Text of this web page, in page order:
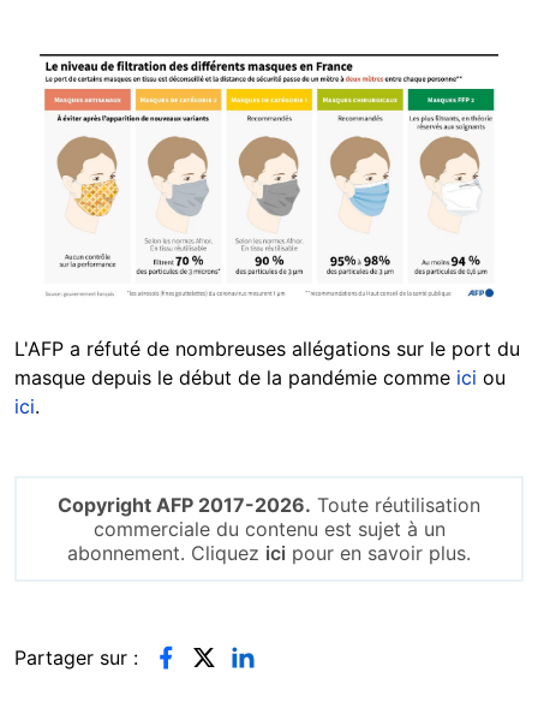
Image
L'AFP a réfuté de nombreuses allégations sur le port du
masque depuis le début de la pandémie comme ici ou
ici.
Copyright AFP 2017-2026. Toute réutilisation
commerciale du contenu est sujet à un
abonnement. Cliquez ici pour en savoir plus.
Partager sur :